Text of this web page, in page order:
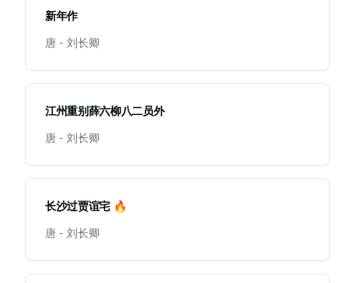
新年作
唐 - 刘长卿
江州重别薛六柳八二员外
唐 - 刘长卿
长沙过贾谊宅 🔥
唐 - 刘长卿